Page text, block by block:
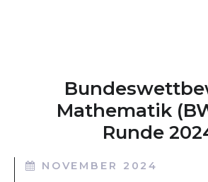
Mathematik
Runde
NOVEMBER 2024